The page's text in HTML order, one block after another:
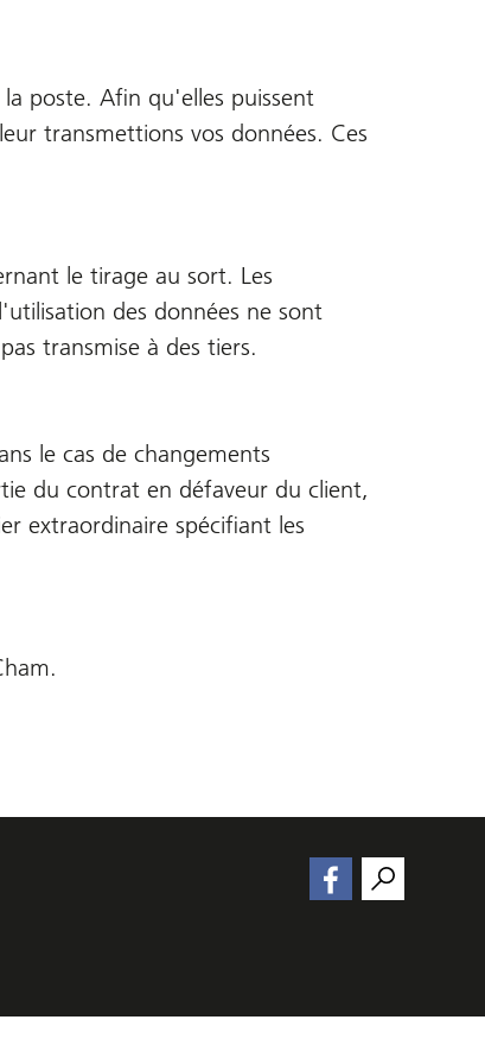
poste. Afin qu'elles puissent
transmettions vos données. Ces
le tirage au sort. Les
des données ne sont
transmise à des tiers.
le cas de changements
du contrat en défaveur du client,
extraordinaire spécifiant les